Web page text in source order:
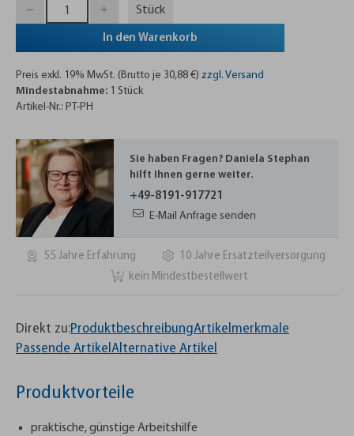
Stück
In den Warenkorb
Preis exkl. 19% MwSt. (Brutto je 30,88 €) zzgl. Versand
Mindestabnahme: 1 Stück
Artikel-Nr.: PT-PH
Sie haben Fragen? Daniela Stephan
hilft Ihnen gerne weiter.
+49-8191-917721
E-Mail Anfrage senden
55 Jahre Erfahrung
10 Jahre Ersatzteilversorgung
kein Mindestbestellwert
Direkt zu:ProduktbeschreibungArtikelmerkmale
Passende ArtikelAlternative Artikel
Produktvorteile
praktische, günstige Arbeitshilfe